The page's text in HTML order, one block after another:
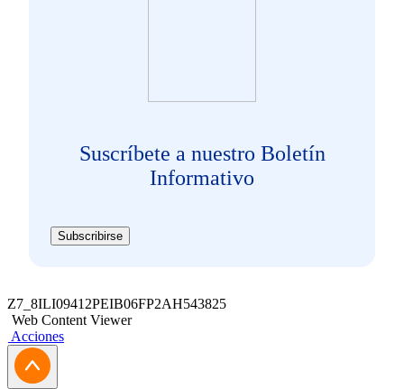
Suscríbete a nuestro Boletín
Informativo
Subscribirse
Z7_8ILI09412PEIB06FP2AH543825
Web Content Viewer
Acciones